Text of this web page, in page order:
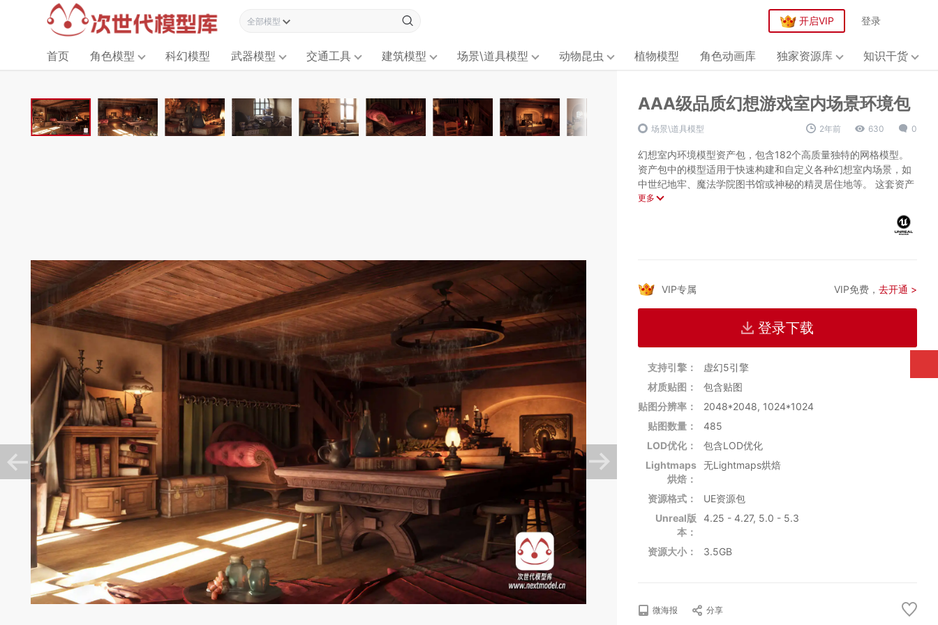
全部模型资源 开启VIP 登录
首页 角色模型 科幻模型 武器模型 交通工具 建筑模型 场景\道具模型 动物昆虫 植物模型 角色动画库 独家资源库 知识干货
AAA级品质幻想游戏室内场景环境包
场景\道具模型 2年前 630 0
幻想室内环境模型资产包，包含182个高质量独特的网格模型。
资产包中的模型适用于快速构建和自定义各种幻想室内场景，如
中世纪地牢、魔法学院图书馆或神秘的精灵居住地等。 这套资产
包含多种类型的模型，例如墙壁、地板、天花板、家具、装饰品
等，每个模型都是独立设计的，可以灵活组合，创造出丰富多样
的室内环境。所有模型均已在Unreal Engine中制作完成，并配备
LOD（Level of Detail）技术。
技术参数：
英文名称:Fantasy Interior Environment 5.3
纹理贴图尺寸：1024x1024、2048x2048
贴图类型：Roughness, Albedo, Normals,Metalness | Ambient
模型动画：无动画
碰撞体：包含
LOD:有
支持UE版本：4.25 - 4.27, 5.0 - 5.3
更多
VIP专属 VIP免费， 去开通 >
登录下载
支持引擎：
虚幻5引擎
材质贴图：
包含贴图
贴图分辨率：
2048*2048, 1024*1024
贴图数量：
485
LOD优化：
包含LOD优化
Lightmaps
烘焙：
无Lightmaps烘焙
资源格式：
UE资源包
Unreal版
本：
4.25 - 4.27, 5.0 - 5.3
资源大小： 3.5GB
微海报 分享